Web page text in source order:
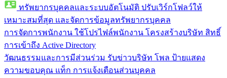
ทรัพยากรบุคคลและระบบอัตโนมัติ ปรับเวิร์กโฟลว์ให้
เหมาะสมที่สุด และจัดการข้อมูลทรัพยากรบุคคล
การจัดการพนักงาน ใช้โปรไฟล์พนักงาน โครงสร้างบริษัท สิทธิ์
การเข้าถึง Active Directory
วัฒนธรรมและการมีส่วนร่วม รับข่าวบริษัท โพล ป้ายแสดง
ความขอบคุณ แท็ก การแจ้งเตือนส่วนบุคคล